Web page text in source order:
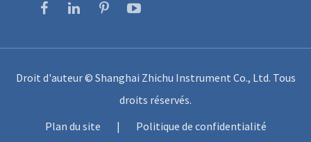
Droit d'auteur © Shanghai Zhichu Instrument Co., Ltd. Tous
droits réservés.
Plan du site
| Politique de confidentialité